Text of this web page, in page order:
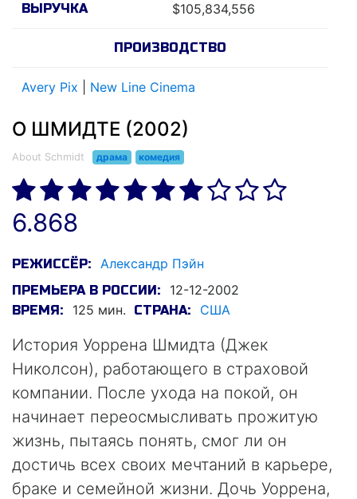
ВЫРУЧКА $105,834,556
ПРОИЗВОДСТВО
Avery Pix New Line Cinema
О ШМИДТЕ (2002)
About Schmidt драма комедия
6.868
РЕЖИССЁР: Александр Пэйн
ПРЕМЬЕРА В РОССИИ: 12-12-2002
ВРЕМЯ: 125 мин. СТРАНА: США
История Уоррена Шмидта (Джек
Николсон), работающего в страховой
компании. После ухода на покой, он
начинает переосмысливать прожитую
жизнь, пытаясь понять, смог ли он
достичь всех своих мечтаний в карьере,
браке и семейной жизни. Дочь Уоррена,